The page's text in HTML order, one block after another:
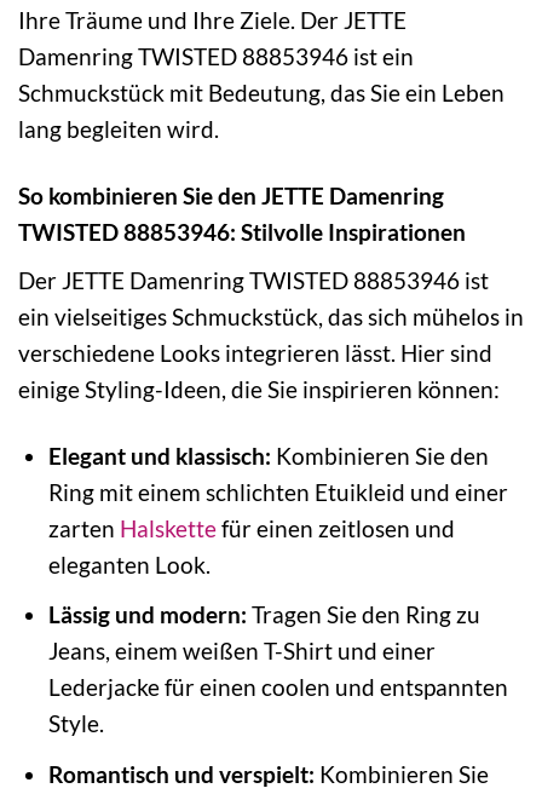
Ihre Träume und Ihre Ziele. Der JETTE
Damenring TWISTED 88853946 ist ein
Schmuckstück mit Bedeutung, das Sie ein Leben
lang begleiten wird.
So kombinieren Sie den JETTE Damenring
TWISTED 88853946: Stilvolle Inspirationen
Der JETTE Damenring TWISTED 88853946 ist
ein vielseitiges Schmuckstück, das sich mühelos in
verschiedene Looks integrieren lässt. Hier sind
einige Styling-Ideen, die Sie inspirieren können:
Elegant und klassisch: Kombinieren Sie den
Ring mit einem schlichten Etuikleid und einer
zarten Halskettefür einen zeitlosen und
eleganten Look.
Lässig und modern: Tragen Sie den Ring zu
Jeans, einem weißen T-Shirt und einer
Lederjacke für einen coolen und entspannten
Style.
Romantisch und verspielt: Kombinieren Sie